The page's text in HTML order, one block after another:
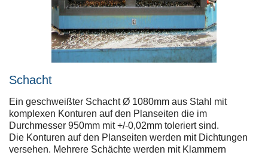
Schacht
Ein geschweißter Schacht Ø 1080mm aus Stahl mit
komplexen Konturen auf den Planseiten die im
Durchmesser 950mm mit +/-0,02mm toleriert sind.
Die Konturen auf den Planseiten werden mit Dichtungen
versehen. Mehrere Schächte werden mit Klammern